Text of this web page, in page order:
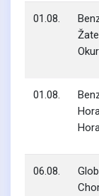
01.08.
01.08.
06.08.